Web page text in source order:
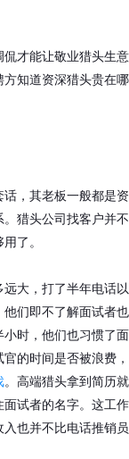
才能让敬业猎头生意
知道资深猎头贵在哪
，其老板一般都是资
猎头公司找客户并不
了。
大，打了半年电话以
们即不了解面试者也
时，他们也习惯了面
的时间是否被浪费，
。高端猎头拿到简历就
试者的名字。这工作
也并不比电话推销员